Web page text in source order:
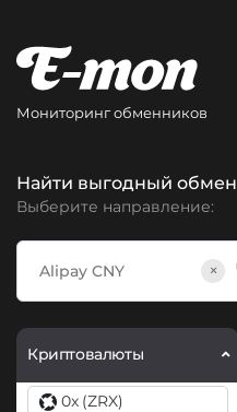
Мониторинг обменников
Найти выгодный обмен
Выберите направление:
×
Криптовалюты
0x (ZRX)